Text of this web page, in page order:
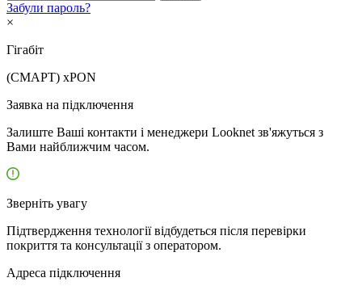
Забули пароль?
×
Гігабіт
(СМАРТ) xPON
Заявка на підключення
Залиште Ваші контакти і менеджери Looknet зв'яжуться з
Вами найближчим часом.
Зверніть увагу
Підтвердження технології відбудеться після перевірки
покриття та консультації з оператором.
Адресa підключення